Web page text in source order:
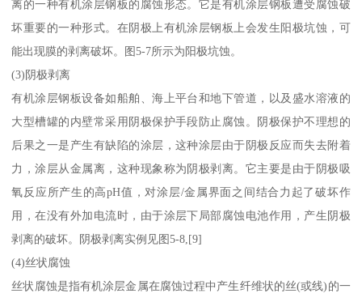
离的一种有机涂层钢板的腐蚀形态。它是有机涂层钢板遭受腐蚀破
坏重要的一种形式。在阴极上有机涂层钢板上会发生阳极坑蚀，可
能出现膜的剥离破坏。图5-7所示为阳极坑蚀。
(3)阴极剥离
有机涂层钢板设备如船舶、海上平台和地下管道，以及盛水溶液的
大型槽罐的内壁常采用阴极保护手段防止腐蚀。阴极保护不理想的
后果之一是产生有缺陷的涂层，这种涂层由于阴极反应而失去附着
力，涂层从金属离，这种现象称为阴极剥离。它主要是由于阴极吸
氧反应所产生的高pH值，对涂层/金属界面之间结合力起了破坏作
用，在没有外加电流时，由于涂层下局部腐蚀电池作用，产生阴极
剥离的破坏。阴极剥离实例见图5-8,[9]
(4)丝状腐蚀
丝状腐蚀是指有机涂层金属在腐蚀过程中产生纤维状的丝(或线)的一